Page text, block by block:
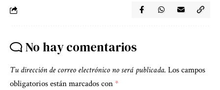
No hay comentarios
Tu dirección de correo electrónico no será publicada. Los campos
obligatorios están marcados con*